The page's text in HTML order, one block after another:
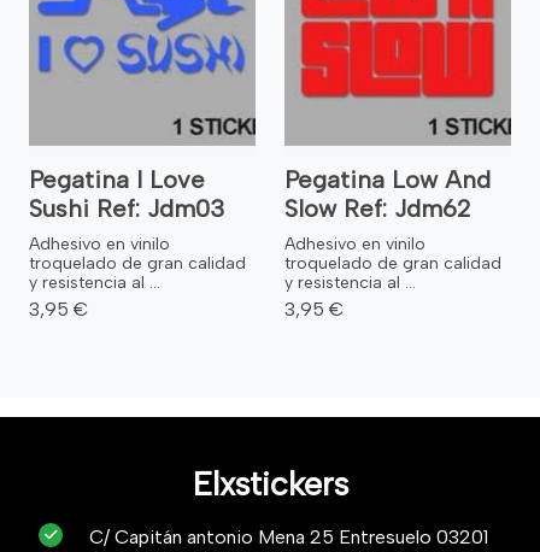
Pegatina I Love
Sushi Ref: Jdm03
Adhesivo en vinilo
troquelado de gran calidad
y resistencia al ...
3,95 €
Pegatina Low And
Slow Ref: Jdm62
Adhesivo en vinilo
troquelado de gran calidad
y resistencia al ...
3,95 €
Elxstickers
C/ Capitán antonio Mena 25 Entresuelo 03201